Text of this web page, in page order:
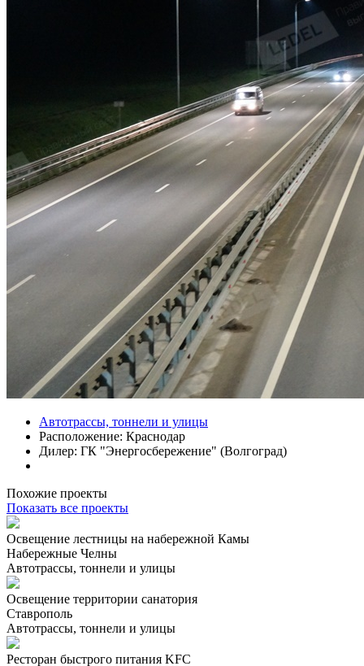
Автотрассы, тоннели и улицы
Расположение: Краснодар
Дилер: ГК "Энергосбережение" (Волгоград)
Похожие проекты
Показать все проекты
Освещение лестницы на набережной Камы
Набережные Челны
Автотрассы, тоннели и улицы
Освещение территории санатория
Ставрополь
Автотрассы, тоннели и улицы
Ресторан быстрого питания KFC